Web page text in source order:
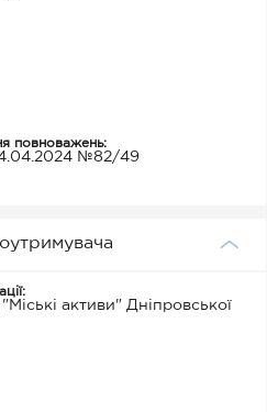
повноважень:
№82/49
активи" Дніпровської